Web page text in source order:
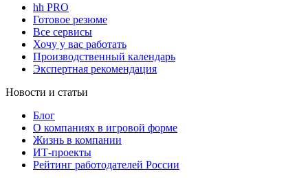
hh PRO
Готовое резюме
Все сервисы
Хочу у вас работать
Производственный календарь
Экспертная рекомендация
Новости и статьи
Блог
О компаниях в игровой форме
Жизнь в компании
ИТ-проекты
Рейтинг работодателей России